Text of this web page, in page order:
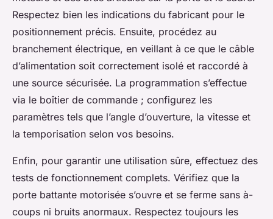
Respectez bien les indications du fabricant pour le
positionnement précis. Ensuite, procédez au
branchement électrique, en veillant à ce que le câble
d’alimentation soit correctement isolé et raccordé à
une source sécurisée. La programmation s’effectue
via le boîtier de commande ; configurez les
paramètres tels que l’angle d’ouverture, la vitesse et
la temporisation selon vos besoins.
Enfin, pour garantir une utilisation sûre, effectuez des
tests de fonctionnement complets. Vérifiez que la
porte battante motorisée s’ouvre et se ferme sans à-
coups ni bruits anormaux. Respectez toujours les